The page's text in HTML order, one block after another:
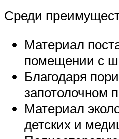
Среди
Материал
помещении с
Благодаря
запотолочном
Материал
детских и